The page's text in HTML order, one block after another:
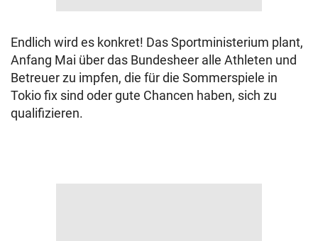
Endlich wird es konkret! Das Sportministerium plant,
Anfang Mai über das Bundesheer alle Athleten und
Betreuer zu impfen, die für die Sommerspiele in
Tokio fix sind oder gute Chancen haben, sich zu
qualifizieren.